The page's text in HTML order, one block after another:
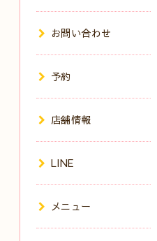
お問い合わせ
予約
店舗情報
LINE
メニュー